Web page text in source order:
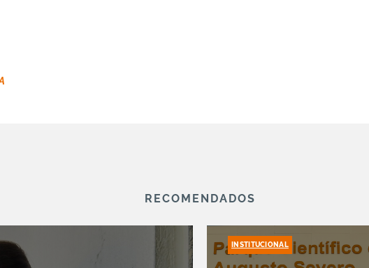
RECOMENDADOS
INSTITUCIONAL